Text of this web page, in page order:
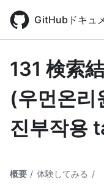
main
GitHubドキュ
131 検索
(우먼온리
진부작용
概要 / 体験してみる /